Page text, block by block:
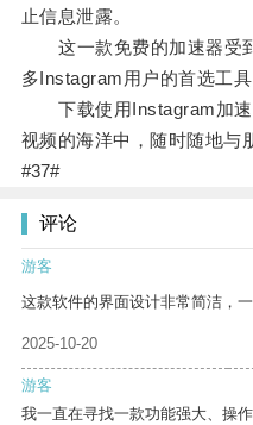
止信息泄露。
这一款免费的加速器受
多Instagram用户的首选工具
下载使用Instagram加速
视频的海洋中，随时随地与
#37#
评论
游客
这款软件的界面设计非常简洁，一
2025-10-20
游客
我一直在寻找一款功能强大、操